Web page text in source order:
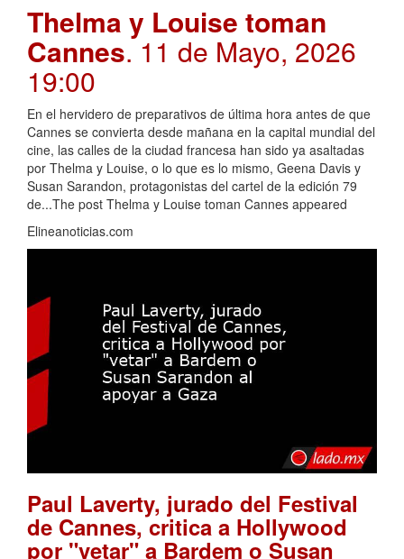
Thelma y Louise toman
Cannes. 11 de Mayo, 2026
19:00
En el hervidero de preparativos de última hora antes de que
Cannes se convierta desde mañana en la capital mundial del
cine, las calles de la ciudad francesa han sido ya asaltadas
por Thelma y Louise, o lo que es lo mismo, Geena Davis y
Susan Sarandon, protagonistas del cartel de la edición 79
de...The post Thelma y Louise toman Cannes appeared
Elineanoticias.com
Paul Laverty, jurado del Festival
de Cannes, critica a Hollywood
por "vetar" a Bardem o Susan